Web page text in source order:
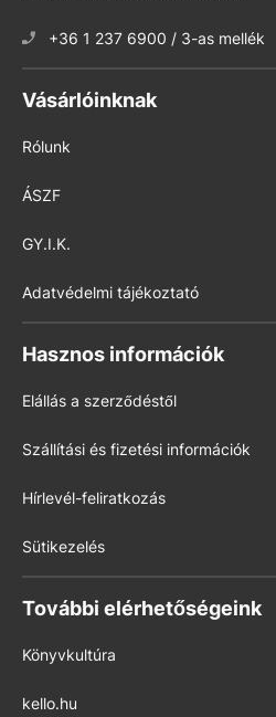
+36 1 237 6900 / 3-as mellék
Vásárlóinknak
Rólunk
ÁSZF
GY.I.K.
Adatvédelmi tájékoztató
Hasznos információk
Elállás a szerződéstől
Szállítási és fizetési információk
Hírlevél-feliratkozás
Sütikezelés
További elérhetőségeink
Könyvkultúra
kello.hu